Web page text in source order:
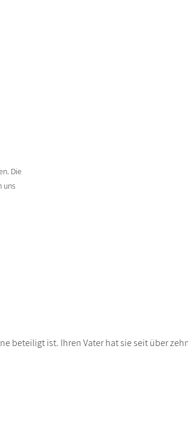
Die
uns
beteiligt ist. Ihren Vater hat sie seit über